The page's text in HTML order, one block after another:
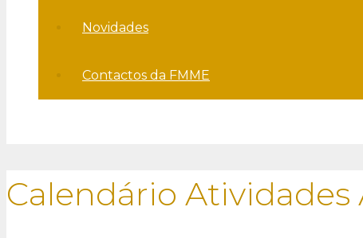
Novidades
Contactos da FMME
Calendário Atividades